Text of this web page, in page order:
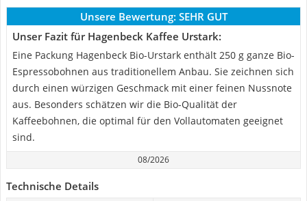
Unsere Bewertung: SEHR GUT
Unser Fazit für Hagenbeck Kaffee Urstark:
Eine Packung Hagenbeck Bio-Urstark enthält 250 g ganze Bio-
Espressobohnen aus traditionellem Anbau. Sie zeichnen sich
durch einen würzigen Geschmack mit einer feinen Nussnote
aus. Besonders schätzen wir die Bio-Qualität der
Kaffeebohnen, die optimal für den Vollautomaten geeignet
sind.
08/2026
Technische Details